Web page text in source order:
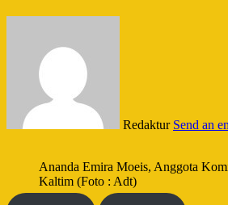
Redaktur Send an
Ananda Emira Moeis, Anggota
Kaltim (Foto : Adt)